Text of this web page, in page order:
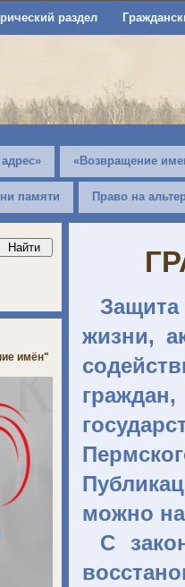
раздел
«Возвращение
памяти Право на
жизни,
можно
С
имён"